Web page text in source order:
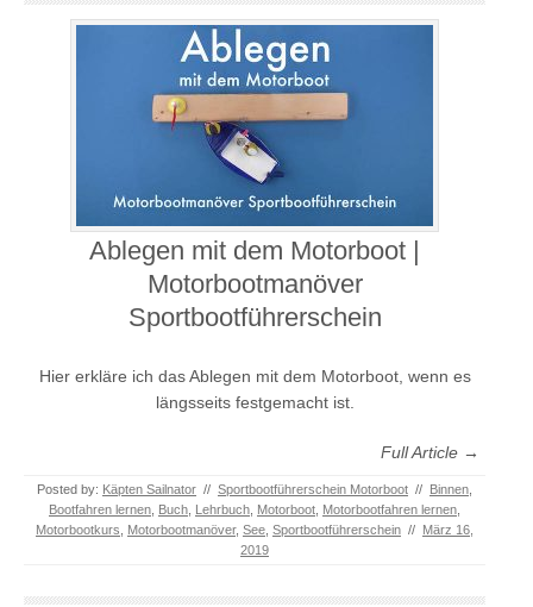
Ablegen mit dem Motorboot |
Motorbootmanöver
Sportbootführerschein
Hier erkläre ich das Ablegen mit dem Motorboot, wenn es
längsseits festgemacht ist.
Full Article →
Posted by: Käpten Sailnator // Sportbootführerschein Motorboot // Binnen
Bootfahren lernen Buch Lehrbuch Motorboot Motorbootfahren lernen
Motorbootkurs
Motorbootmanöver, See Sportbootführerschein // März 16,
2019